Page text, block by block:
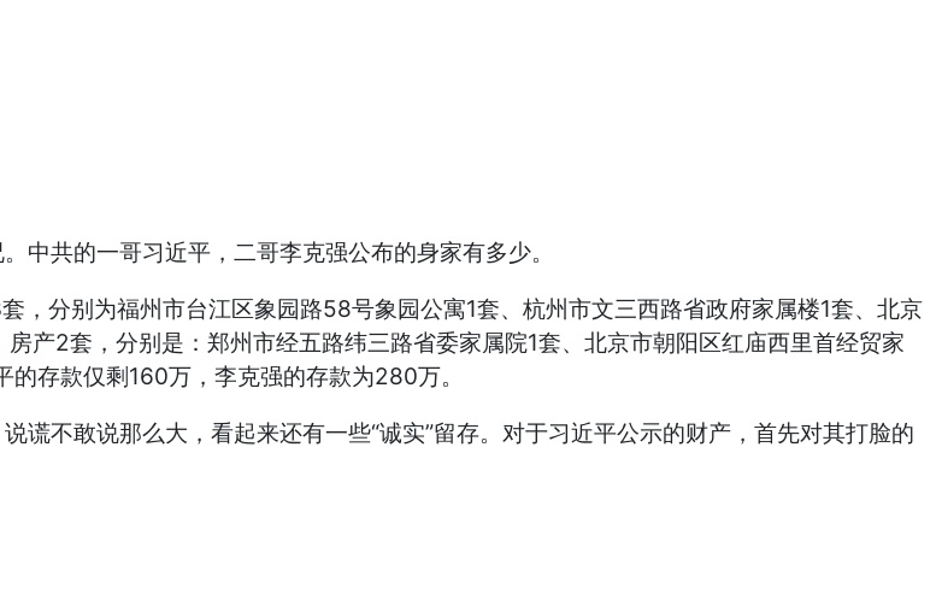
共的一哥习近平，二哥李克强公布的身家有多少。
分别为福州市台江区象园路58号象园公寓1套、杭州市文三西路省政府家属楼1套、北京
产2套，分别是：郑州市经五路纬三路省委家属院1套、北京市朝阳区红庙西里首经贸家
存款仅剩160万，李克强的存款为280万。
不敢说那么大，看起来还有一些“诚实”留存。对于习近平公示的财产，首先对其打脸的